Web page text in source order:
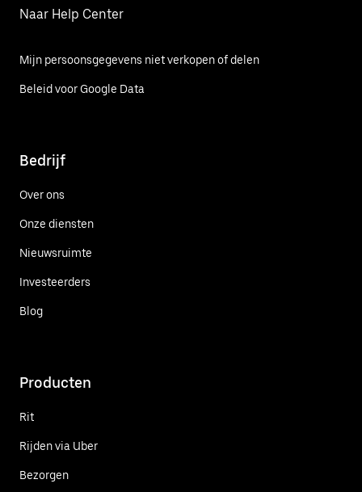
Naar Help Center
Mijn persoonsgegevens niet verkopen of delen
Beleid voor Google Data
Bedrijf
Over ons
Onze diensten
Nieuwsruimte
Investeerders
Blog
Producten
Rit
Rijden via Uber
Bezorgen